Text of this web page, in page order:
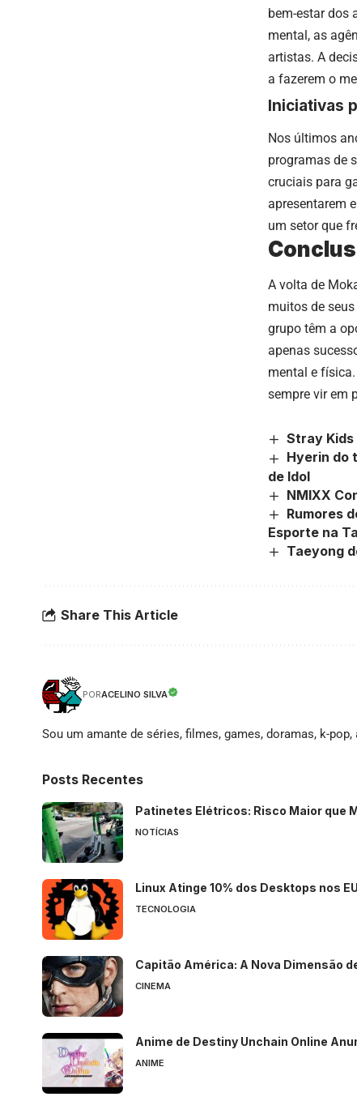
bem-estar dos
mental, as
artistas. A
a fazerem o
Iniciativas
Nos últimos
programas de
cruciais para
apresentarem
um setor que
A volta de
muitos de
grupo têm a
apenas
mental e
sempre vir em
Stray Kids
Hyerin do
de Idol
NMIXX
Rumores
Esporte na
Taeyong
Share This Article
PORACELINO SILVA
Sou um amante de séries, filmes, games, doramas, k-
Posts Recentes
Patinetes Elétricos: Risco Maior que
NOTÍCIAS
Linux Atinge 10% dos Desktops nos
TECNOLOGIA
Capitão América: A Nova Dimensão
CINEMA
Anime de Destiny Unchain Online
ANIME